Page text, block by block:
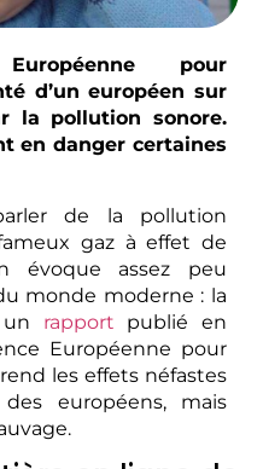
pour
d’un européen sur
la pollution sonore.
en danger certaines
de la pollution
gaz à effet de
évoque assez peu
monde moderne : la
un rapport publié en
Européenne pour
les effets néfastes
européens, mais